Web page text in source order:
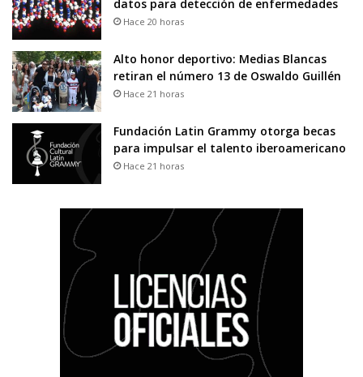
datos para detección de enfermedades
Hace 20 horas
Alto honor deportivo: Medias Blancas
retiran el número 13 de Oswaldo Guillén
Hace 21 horas
Fundación Latin Grammy otorga becas
para impulsar el talento iberoamericano
Hace 21 horas